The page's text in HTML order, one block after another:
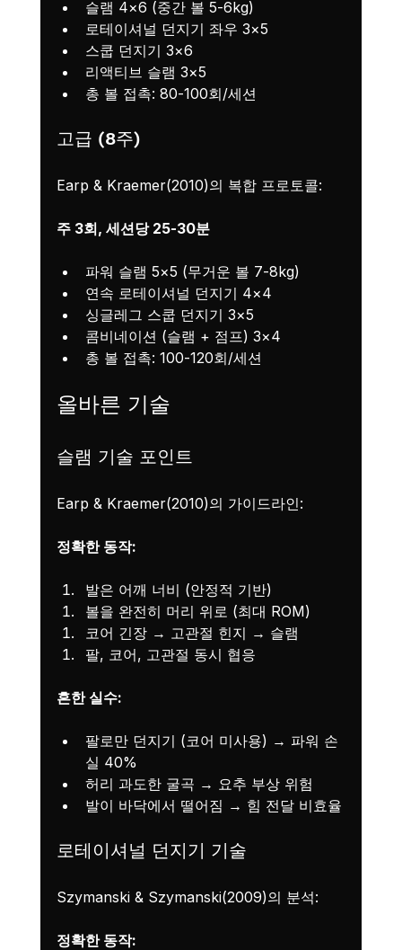
슬램 4×6 (중간 볼 5-6kg)
로테이셔널 던지기 좌우 3×5
스쿱 던지기 3×6
리액티브 슬램 3×5
총 볼 접촉: 80-100회/세션
고급 (8주)
Earp & Kraemer(2010)의 복합 프로토콜:
주 3회, 세션당 25-30분
파워 슬램 5×5 (무거운 볼 7-8kg)
연속 로테이셔널 던지기 4×4
싱글레그 스쿱 던지기 3×5
콤비네이션 (슬램 + 점프) 3×4
총 볼 접촉: 100-120회/세션
올바른 기술
슬램 기술 포인트
Earp & Kraemer(2010)의 가이드라인:
정확한 동작:
발은 어깨 너비 (안정적 기반)
볼을 완전히 머리 위로 (최대 ROM)
코어 긴장 → 고관절 힌지 → 슬램
팔, 코어, 고관절 동시 협응
흔한 실수:
팔로만 던지기 (코어 미사용) → 파워 손
실 40%
허리 과도한 굴곡 → 요추 부상 위험
발이 바닥에서 떨어짐 → 힘 전달 비효율
로테이셔널 던지기 기술
Szymanski & Szymanski(2009)의 분석:
정확한 동작: